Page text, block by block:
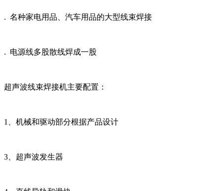
. 名种家电用品、汽车用品的大型线束焊接
. 电源线多股散线焊成一股
超声波线束焊接机主要配置：
1、机械和驱动部分根据产品设计
3、超声波发生器